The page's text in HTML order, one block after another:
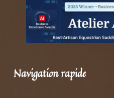
Navigation rapide